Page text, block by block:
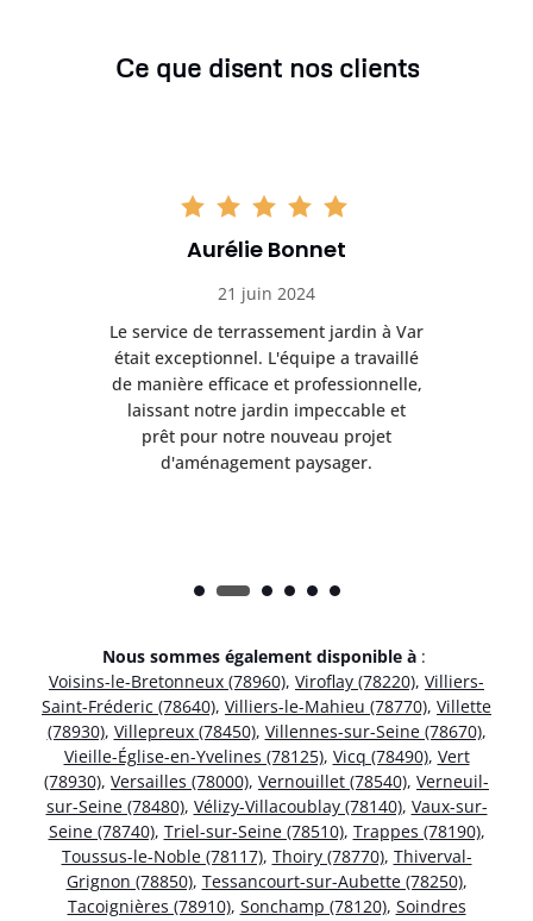
Ce que disent nos clients
Aurélie Bonnet
21 juin 2024
Le service de terrassement jardin à Var
était exceptionnel. L'équipe a travaillé
de manière efficace et professionnelle,
laissant notre jardin impeccable et
prêt pour notre nouveau projet
d'aménagement paysager.
Nous sommes également disponible à :
Voisins-le-Bretonneux (78960), Viroflay (78220), Villiers-
Saint-Fréderic (78640), Villiers-le-Mahieu (78770), Villette
(78930), Villepreux (78450), Villennes-sur-Seine (78670),
Vieille-Église-en-Yvelines (78125), Vicq (78490), Vert
(78930), Versailles (78000), Vernouillet (78540), Verneuil-
sur-Seine (78480), Vélizy-Villacoublay (78140), Vaux-sur-
Seine (78740), Triel-sur-Seine (78510), Trappes (78190),
Toussus-le-Noble (78117), Thoiry (78770), Thiverval-
Grignon (78850), Tessancourt-sur-Aubette (78250),
Tacoignières (78910), Sonchamp (78120), Soindres